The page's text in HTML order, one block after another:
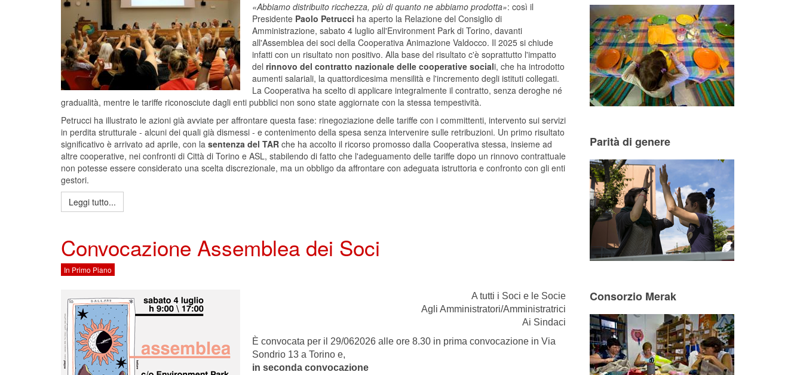
«Abbiamo distribuito ricchezza, più di quanto ne abbiamo prodotta»: così il
Presidente Paolo Petrucci ha aperto la Relazione del Consiglio di
Amministrazione, sabato 4 luglio all'Environment Park di Torino, davanti
all'Assemblea dei soci della Cooperativa Animazione Valdocco. Il 2025 si chiude
infatti con un risultato non positivo. Alla base del risultato c'è soprattutto l'impatto
del rinnovo del contratto nazionale delle cooperative sociali, che ha introdotto
aumenti salariali, la quattordicesima mensilità e l'incremento degli istituti collegati.
La Cooperativa ha scelto di applicare integralmente il contratto, senza deroghe né
gradualità, mentre le tariffe riconosciute dagli enti pubblici non sono state aggiornate con la stessa tempestività.
Petrucci ha illustrato le azioni già avviate per affrontare questa fase: rinegoziazione delle tariffe con i committenti, intervento sui servizi
in perdita strutturale - alcuni dei quali già dismessi - e contenimento della spesa senza intervenire sulle retribuzioni. Un primo risultato
significativo è arrivato ad aprile, con la sentenza del TAR che ha accolto il ricorso promosso dalla Cooperativa stessa, insieme ad
altre cooperative, nei confronti di Città di Torino e ASL, stabilendo di fatto che l'adeguamento delle tariffe dopo un rinnovo contrattuale
non potesse essere considerato una scelta discrezionale, ma un obbligo da affrontare con adeguata istruttoria e confronto con gli enti
gestori.
Leggi tutto...
Convocazione Assemblea dei Soci
In Primo Piano
A tutti i Soci e le Socie
Agli Amministratori/Amministratrici
Ai Sindaci
È convocata per il 29/062026 alle ore 8.30 in prima convocazione in Via
Sondrio 13 a Torino e,
in seconda convocazione
Parità di genere
Consorzio Merak